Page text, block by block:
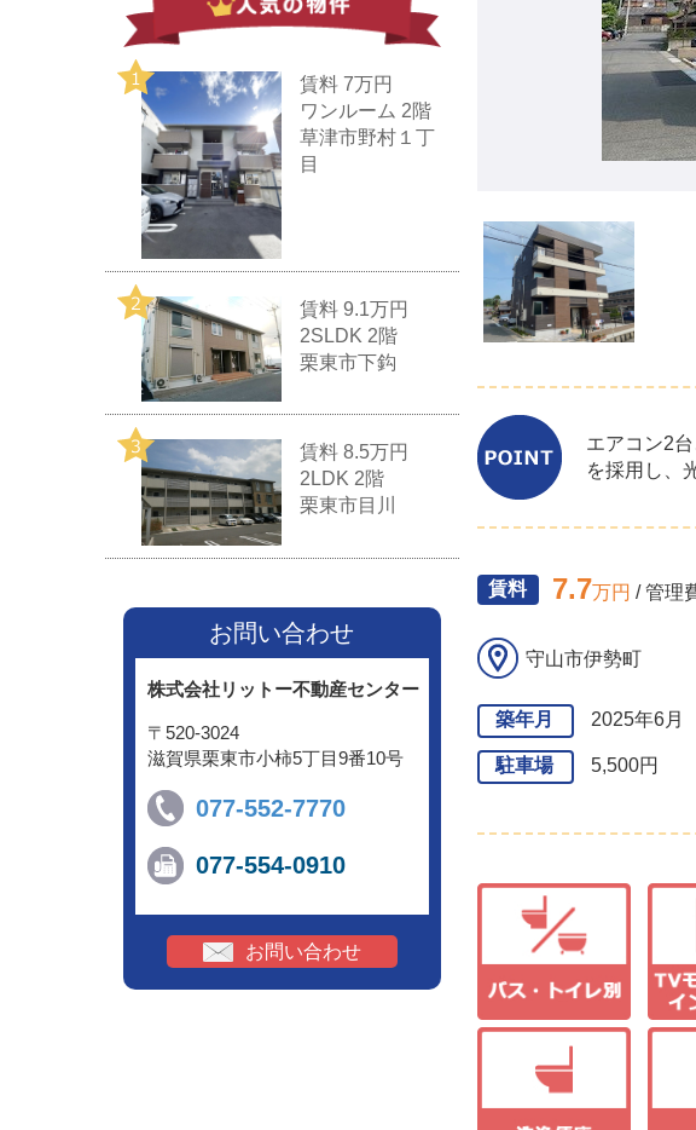
賃料7万円
ワンルーム 2階
草津市野村１丁
目
賃料9.1万円
2SLDK 2階
栗東市下鈎
賃料8.5万円
2LDK 2階
栗東市目川
お問い合わせ
株式会社リットー不動産センター
〒520-3024
滋賀県栗東市小柿5丁目9番10号
077-552-7770
077-554-0910
お問い合わせ
エアコン2
を採用し、
賃料 7.7万円 / 管理
守山市伊勢町
築年月 2025年6月
駐車場 5,500円